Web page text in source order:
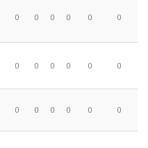
0 0 0 0 0 0
0 0 0 0 0 0
0 0 0 0 0 0